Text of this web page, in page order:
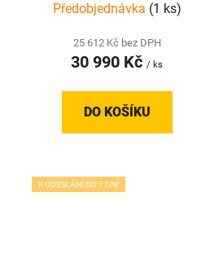
Předobjednávka (1 ks)
25 612 Kč bez DPH
30 990 Kč / ks
DO KOŠÍKU
K ODESLÁNÍ DO 7 DNÍ